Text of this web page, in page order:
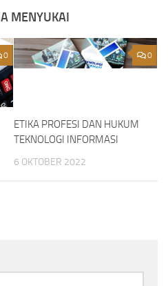
MENYUKAI
0 0
ETIKA PROFESI DAN HUKUM
TEKNOLOGI INFORMASI
6 OKTOBER 2022